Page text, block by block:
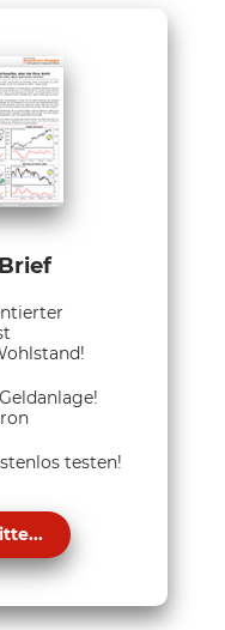
testen!